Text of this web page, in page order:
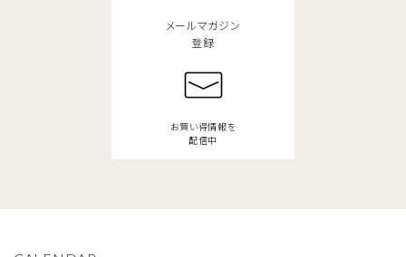
メールマガジン
登録
お買い得情報を
配信中